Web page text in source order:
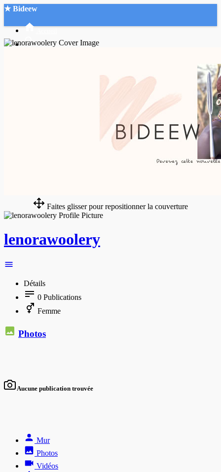
★ Bideew
Faites glisser pour repositionner la couverture
lenorawoolery
Détails
0 Publications
Femme
Photos
Aucune publication trouvée
Mur
Photos
Vidéos